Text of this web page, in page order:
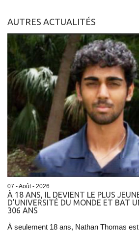
AUTRES ACTUALITÉS
07 - Août - 2026
À 18 ANS, IL DEVIENT LE PLUS
D'UNIVERSITÉ DU MONDE ET BAT
306 ANS
À seulement 18 ans, Nathan Thomas